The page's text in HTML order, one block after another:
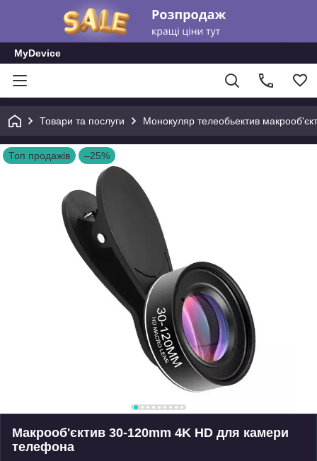
MyDevice
Товари та послуги Монокуляр телеобьектив
Топ продажів –25%
Макрооб'єктив 30-120mm 4K HD для камери
телефона